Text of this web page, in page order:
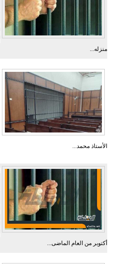
منزله...
الأستاذ محمد...
أكتوبر من العام الماضى...